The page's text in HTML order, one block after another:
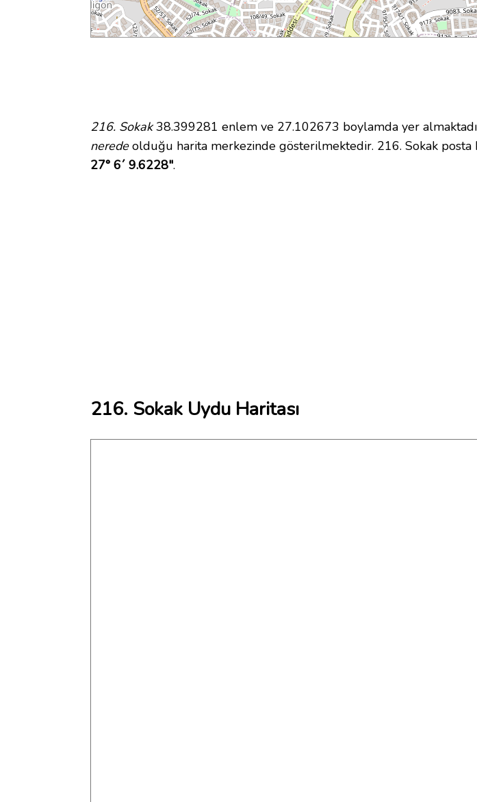
216. Sokak38.399281 enlem ve 27.102673 boylamda yer
neredeolduğu harita merkezinde gösterilmektedir. 216. Sokak posta
27° 6´ 9.6228".
216. Sokak Uydu Haritası